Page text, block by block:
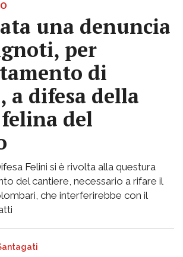
una denuncia
per
di
a difesa della
del
Felini si è rivolta alla questura
del cantiere, necessario a rifare il
che interferirebbe con il